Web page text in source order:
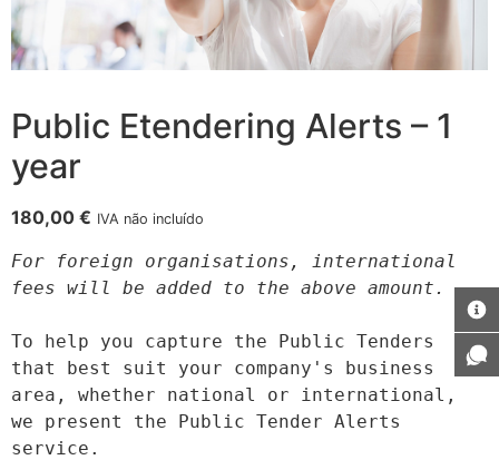
Public Etendering Alerts – 1
year
180,00 € IVA não incluído
For foreign organisations, international
fees will be added to the above amount.
To help you capture the Public Tenders
that best suit your company's business
area, whether national or international,
we present the Public Tender Alerts
service.